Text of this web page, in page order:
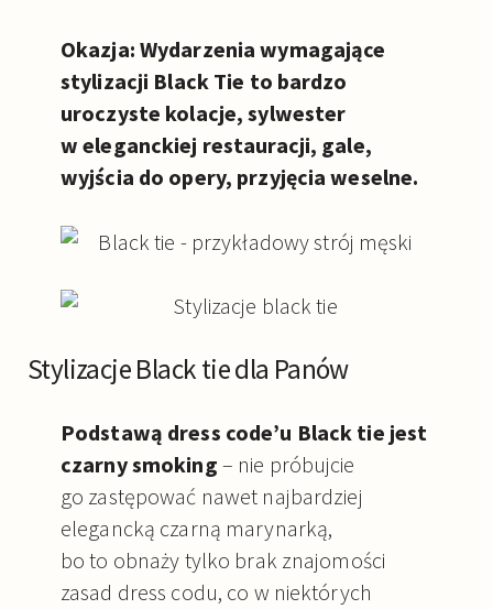
Okazja: Wydarzenia wymagające
stylizacji Black Tie to bardzo
uroczyste kolacje, sylwester
w eleganckiej restauracji, gale,
wyjścia do opery, przyjęcia weselne.
Stylizacje Black tie dla Panów
Podstawą dress code’u Black tie jest
czarny smoking – nie próbujcie
go zastępować nawet najbardziej
elegancką czarną marynarką,
bo to obnaży tylko brak znajomości
zasad dress codu, co w niektórych